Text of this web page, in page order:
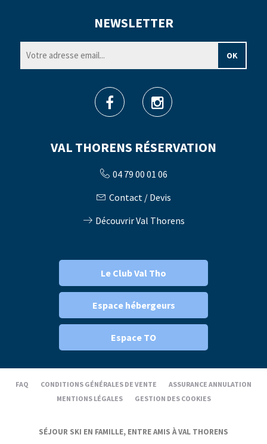
VAL THORENS RÉSERVATION
04 79 00 01 06
Contact / Devis
Découvrir Val Thorens
NEWSLETTER
Le Club Val Tho
Espace hébergeurs
Espace TO
FAQ CONDITIONS GÉNÉRALES DE VENTE
ASSURANCE ANNULATION
MENTIONS LÉGALES
GESTION DES COOKIES
SÉJOUR SKI EN FAMILLE, ENTRE AMIS À VAL THORENS